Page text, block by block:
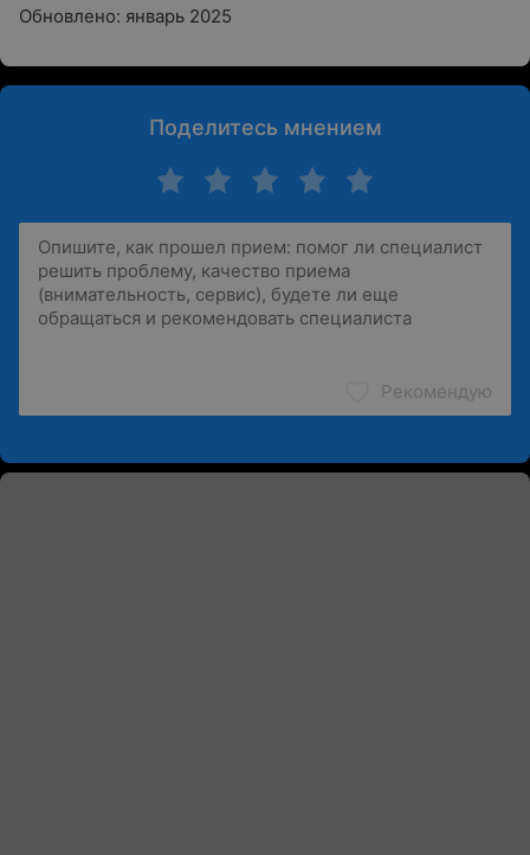
Обновлено: январь 2025
Поделитесь мнением
Рекомендую